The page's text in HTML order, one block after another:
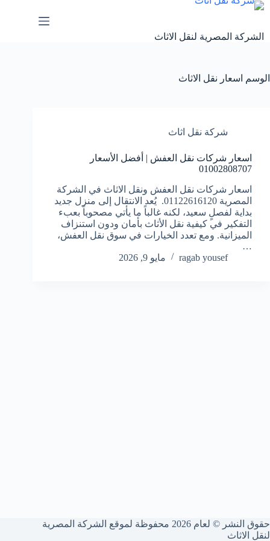
التجاوز
الشركة المصرية لنقل الاثاث
الوسم اسعار نقل الاثاث
شركة نقل اثاث
اسعار شركات نقل العفش | أفضل الأسعار
01002808707
اسعار شركات نقل العفش ونقل الاثاث في الشركة
المصرية 01122616120. يُعد الانتقال إلى منزل جديد
بداية لفصلٍ سعيد، لكنه غالباً ما يأتي مصحوباً بعبء
التفكير في كيفية نقل الأثاث بأمان ودون استنزاف
الميزانية. ومع تعدد الخيارات في سوق نقل العفش،
…
ragab yousef
مايو 9, 2026
حقوق النشر © لعام 2026 محفوظة لموقع الشركة المصرية
لنقل الاثاث